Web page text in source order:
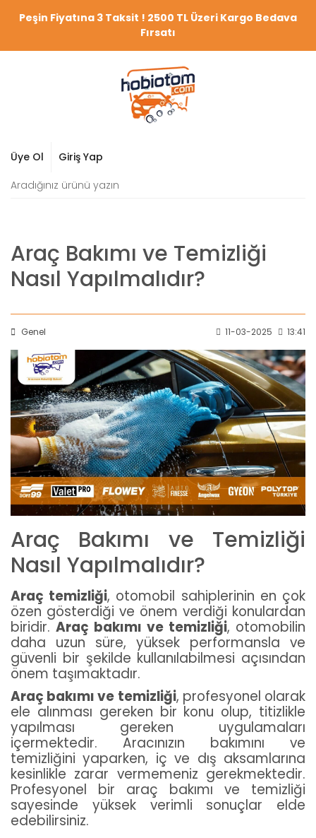
Peşin Fiyatına 3 Taksit ! 2500 TL Üzeri Kargo Bedava
Fırsatı
Üye Ol Giriş Yap
Araç Bakımı ve Temizliği
Nasıl Yapılmalıdır?
Genel 11-03-2025 13:41
Araç Bakımı ve Temizliği
Nasıl Yapılmalıdır?
Araç temizliği, otomobil sahiplerinin en çok
özen gösterdiği ve önem verdiği konulardan
biridir. Araç bakımı ve temizliği, otomobilin
daha uzun süre, yüksek performansla ve
güvenli bir şekilde kullanılabilmesi açısından
önem taşımaktadır.
Araç bakımı ve temizliği, profesyonel olarak
ele alınması gereken bir konu olup, titizlikle
yapılması gereken uygulamaları
içermektedir. Aracınızın bakımını ve
temizliğini yaparken, iç ve dış aksamlarına
kesinlikle zarar vermemeniz gerekmektedir.
Profesyonel bir araç bakımı ve temizliği
sayesinde yüksek verimli sonuçlar elde
edebilirsiniz.